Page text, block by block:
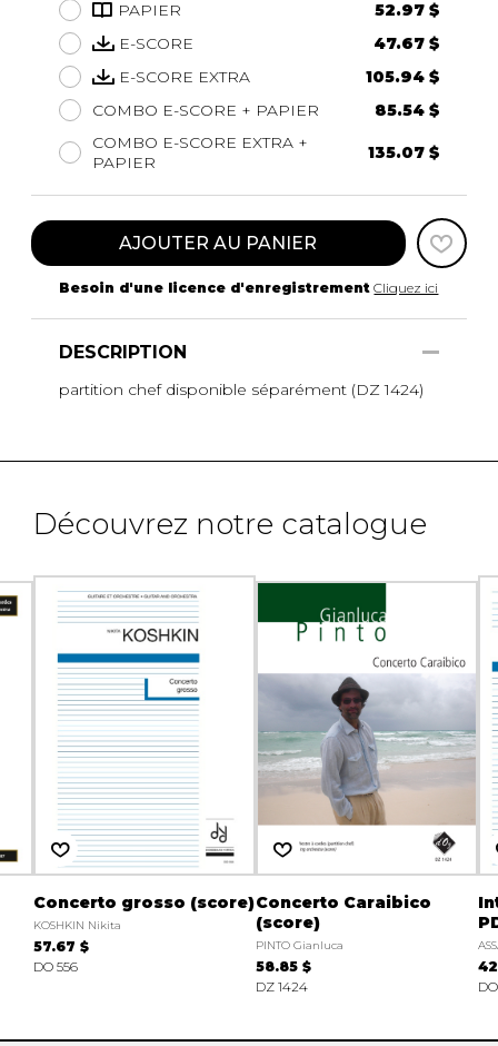
PAPIER
52.97 $
E-SCORE
47.67 $
E-SCORE EXTRA
105.94 $
COMBO E-SCORE + PAPIER
85.54 $
COMBO E-SCORE EXTRA +
PAPIER
135.07 $
AJOUTER AU PANIER
Besoin d'une licence d'enregistrement Cliquez ici
DESCRIPTION
partition chef disponible séparément (DZ 1424)
Découvrez notre catalogue
Concerto grosso (score)
KOSHKIN Nikita
57.67 $
DO 556
Concerto Caraibico
(score)
PINTO Gianluca
58.85 $
DZ 1424